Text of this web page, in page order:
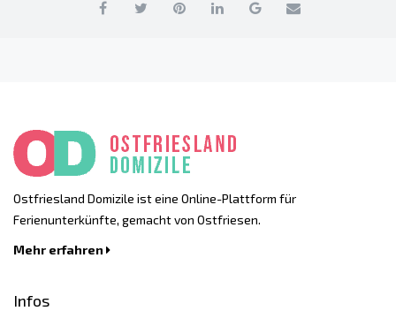
Ostfriesland Domizile ist eine Online-Plattform für
Ferienunterkünfte, gemacht von Ostfriesen.
Mehr erfahren
Infos